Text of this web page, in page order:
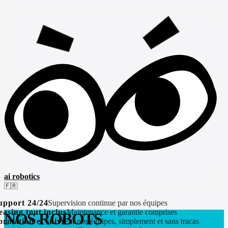
ai robotics
🇫🇷
24/24Supervision continue par nos équipes
tout inclusMaintenance et garantie comprises
et suiviPar nos équipes, simplement et sans tracas
NOS ROBOTS